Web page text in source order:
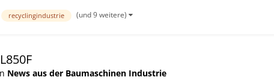
recyclingindustrie (und 9 weitere)
News aus der Baumaschinen Industrie